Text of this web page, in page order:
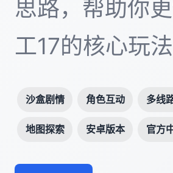
思路，帮助你
工17的核心玩法
沙盒剧情 角色互动 多线
地图探索 安卓版本 官方